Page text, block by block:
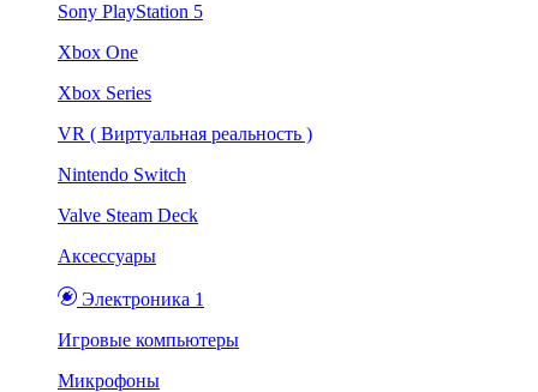
Sony PlayStation 5
Xbox One
Xbox Series
VR ( Виртуальная реальность )
Nintendo Switch
Valve Steam Deck
Аксессуары
Электроника 1
Игровые компьютеры
Микрофоны